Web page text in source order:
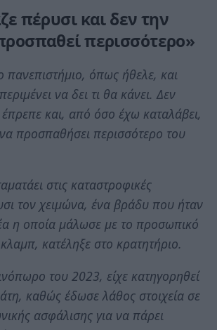
πέρυσι και δεν την
περισσότερο»
πανεπιστήμιο, όπως ήθελε, και
να δει τι θα κάνει. Δεν
και, από όσο έχω καταλάβει,
προσπαθήσει περισσότερο του
στις καταστροφικές
τον χειμώνα, ένα βράδυ που ήταν
η οποία μάλωσε με το προσωπικό
κατέληξε στο κρατητήριο.
του 2023, είχε κατηγορηθεί
καθώς έδωσε λάθος στοιχεία σε
ασφάλισης για να πάρει